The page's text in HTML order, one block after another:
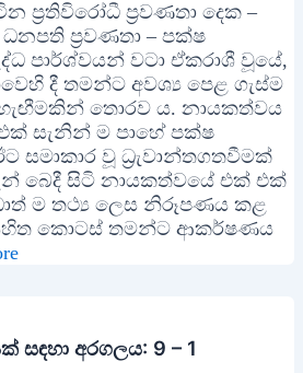
ප්‍රතිවිරෝධී ප්‍රවණතා දෙක –
ප්‍රවණතා – පක්ෂ
පාර්ශ්වයන් වටා ඒකරාශී වූයේ,
දී තමන්ට අවශ්‍ය පෙළ ගැස්ම
තොරව ය. නායකත්වය
සැනින් ම පාහේ පක්ෂ
සමාකාර වූ ධ්‍රැවාන්තගතවීමක්
බෙදී සිටි නායකත්වයේ එක් එක්
ම තථ්‍ය ලෙස නිරූපණය කළ
සහිත කොටස් තමන්ට ආකර්ෂණය
අරගලය: 9 – 1